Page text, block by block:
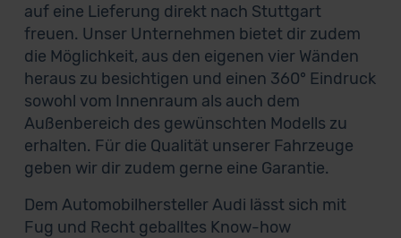
auf eine Lieferung direkt nach Stuttgart
freuen. Unser Unternehmen bietet dir zudem
die Möglichkeit, aus den eigenen vier Wänden
heraus zu besichtigen und einen 360° Eindruck
sowohl vom Innenraum als auch dem
Außenbereich des gewünschten Modells zu
erhalten. Für die Qualität unserer Fahrzeuge
geben wir dir zudem gerne eine Garantie.
Dem Automobilhersteller Audi lässt sich mit
Fug und Recht geballtes Know-how